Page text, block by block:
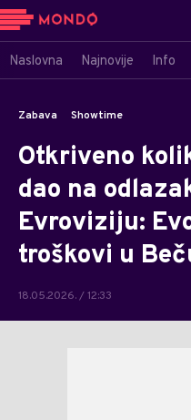
Naslovna Najnovije Info
Zabava Showtime
Otkriveno
dao na
Evroviziju:
troškovi u
18.05.2026. / 12:33